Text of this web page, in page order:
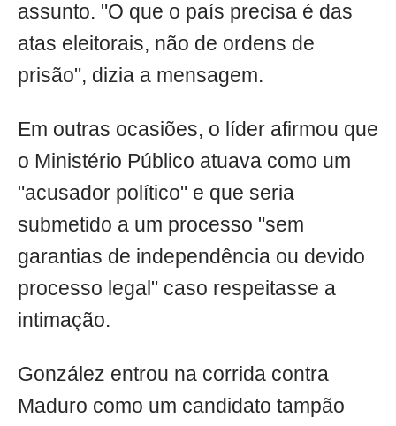
assunto. "O que o país precisa é das
atas eleitorais, não de ordens de
prisão", dizia a mensagem.
Em outras ocasiões, o líder afirmou que
o Ministério Público atuava como um
"acusador político" e que seria
submetido a um processo "sem
garantias de independência ou devido
processo legal" caso respeitasse a
intimação.
González entrou na corrida contra
Maduro como um candidato tampão